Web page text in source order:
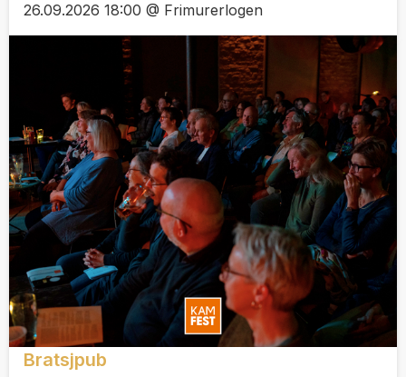
26.09.2026 18:00 @ Frimurerlogen
Bratsjpub